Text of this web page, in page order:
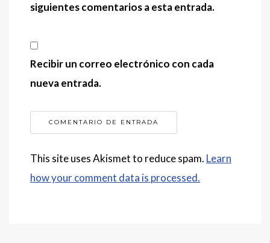
siguientes comentarios a esta entrada.
Recibir un correo electrónico con cada
nueva entrada.
This site uses Akismet to reduce spam. Learn
how your comment data is processed.